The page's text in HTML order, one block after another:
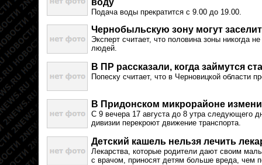
воду
Подача воды прекратится с 9.00 до 19.00.
Чернобыльскую зону могут
Эксперт считает, что половина зоны никогда
людей.
В ПР рассказали, когда займутся
Попеску считает, что в Черновицкой области
В Придонском микрорайоне
С 9 вечера 17 августа до 8 утра следующего
дивизии перекроют движение транспорта.
Детский кашель нельзя лечить
Лекарства, которые родители дают своим
с врачом, приносят детям больше вреда, чем